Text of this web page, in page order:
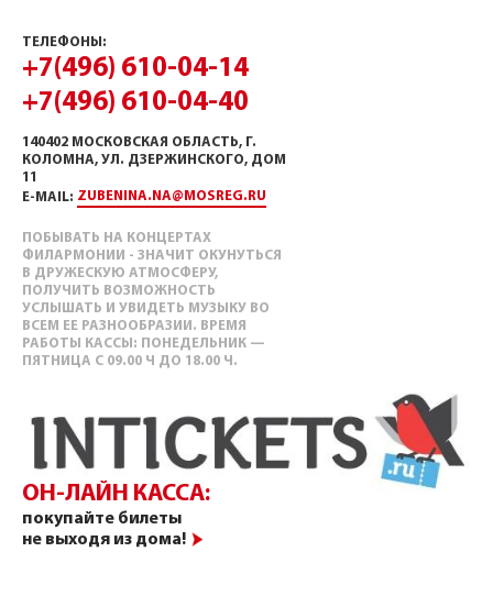
ТЕЛЕФОНЫ:
+7(496) 610-04-14
+7(496) 610-04-40
140402 МОСКОВСКАЯ ОБЛАСТЬ, Г.
КОЛОМНА, УЛ. ДЗЕРЖИНСКОГО, ДОМ
11
E-MAIL: ZUBENINA.NA@MOSREG.RU
ПОБЫВАТЬ НА КОНЦЕРТАХ
ФИЛАРМОНИИ - ЗНАЧИТ ОКУНУТЬСЯ
В ДРУЖЕСКУЮ АТМОСФЕРУ,
ПОЛУЧИТЬ ВОЗМОЖНОСТЬ
УСЛЫШАТЬ И УВИДЕТЬ МУЗЫКУ ВО
ВСЕМ ЕЕ РАЗНООБРАЗИИ. ВРЕМЯ
РАБОТЫ КАССЫ: ПОНЕДЕЛЬНИК —
ПЯТНИЦА С 09.00 Ч ДО 18.00 Ч.
ОН-ЛАЙН КАССА:
покупайте билеты
не выходя из дома!